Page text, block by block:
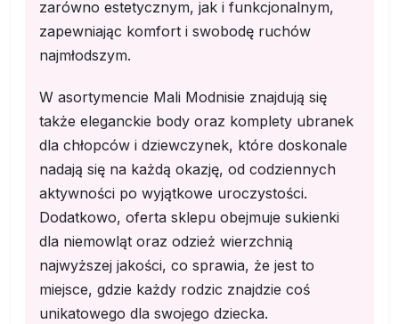
zarówno estetycznym, jak i funkcjonalnym,
zapewniając komfort i swobodę ruchów
najmłodszym.
W asortymencie Mali Modnisie znajdują się
także eleganckie body oraz komplety ubranek
dla chłopców i dziewczynek, które doskonale
nadają się na każdą okazję, od codziennych
aktywności po wyjątkowe uroczystości.
Dodatkowo, oferta sklepu obejmuje sukienki
dla niemowląt oraz odzież wierzchnią
najwyższej jakości, co sprawia, że jest to
miejsce, gdzie każdy rodzic znajdzie coś
unikatowego dla swojego dziecka.